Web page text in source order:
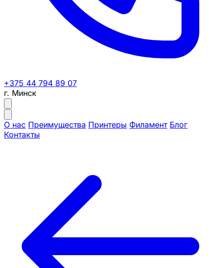
+375 44 794 89 07
г. Минск
О нас Преимущества Принтеры Филамент Блог
Контакты